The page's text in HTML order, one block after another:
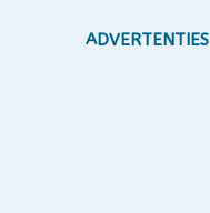
ADVERTENTIES